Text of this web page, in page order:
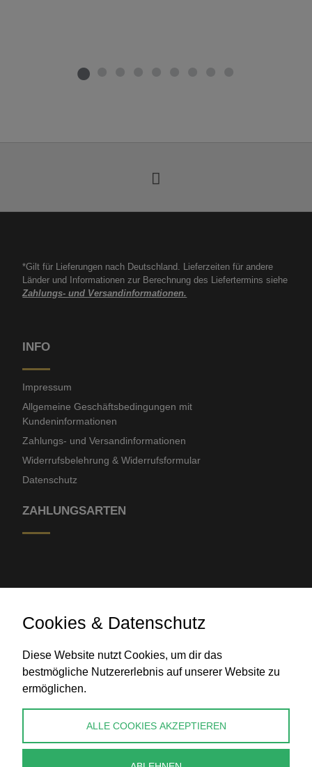
*Gilt für Lieferungen nach Deutschland. Lieferzeiten für andere
Länder und Informationen zur Berechnung des Liefertermins siehe
Zahlungs- und Versandinformationen.
INFO
Impressum
Allgemeine Geschäftsbedingungen mit
Kundeninformationen
Zahlungs- und Versandinformationen
Widerrufsbelehrung & Widerrufsformular
Datenschutz
ZAHLUNGSARTEN
Banküberweisung
KONTAKT
info@perlenpresse.de
Cookies & Datenschutz
Diese Website nutzt Cookies, um dir das
bestmögliche Nutzererlebnis auf unserer Website zu
ermöglichen.
ALLE COOKIES AKZEPTIEREN